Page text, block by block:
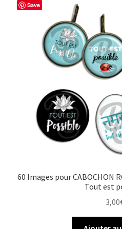
Save
60 Images pour CABOCHON
Tout est
3,00